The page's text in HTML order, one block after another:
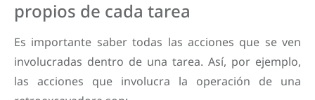
propios de cada tarea
Es importante saber todas las acciones que se ven
involucradas dentro de una tarea. Así, por ejemplo,
las acciones que involucra la operación de una